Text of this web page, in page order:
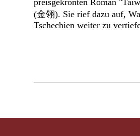
preisgekrönten Roman
(金翎). Sie rief dazu auf,
Tschechien weiter zu